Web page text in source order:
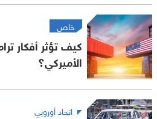
خاص
كيف تؤثر أفكار
الأميركي؟
اتحاد أوروبي